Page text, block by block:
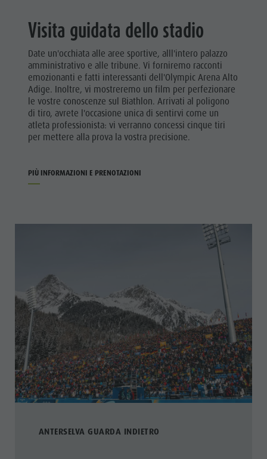
Visita guidata dello stadio
Date un'occhiata alle aree sportive, alll'intero palazzo
amministrativo e alle tribune. Vi forniremo racconti
emozionanti e fatti interessanti dell'Olympic Arena Alto
Adige. Inoltre, vi mostreremo un film per perfezionare
le vostre conoscenze sul Biathlon. Arrivati al poligono
di tiro, avrete l'occasione unica di sentirvi come un
atleta professionista: vi verranno concessi cinque tiri
per mettere alla prova la vostra precisione.
PIÙ INFORMAZIONI E PRENOTAZIONI
ANTERSELVA GUARDA INDIETRO